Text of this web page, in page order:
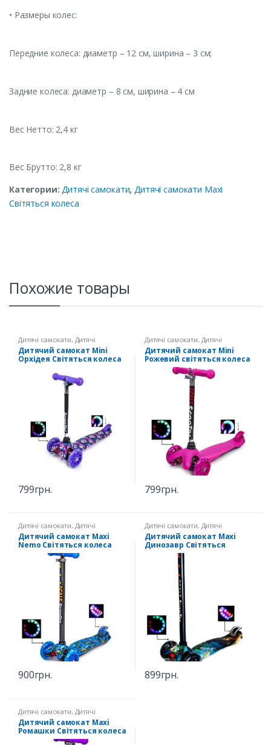
• Размеры колес:
Передние колеса: диаметр – 12 см, ширина – 3 см;
Задние колеса: диаметр – 8 см, ширина – 4 см
Вес Нетто: 2,4 кг
Вес Брутто: 2,8 кг
Категории:Дитячі самокати,Дитячі самокати Maxi
Світяться колеса
Похожие товары
Дитячі самокати, Дитячі
самокати Mini Світяться колеса
Дитячий самокат Mini
Орхідея Світяться колеса
799грн.
Дитячі самокати, Дитячі
самокати Mini Світяться колеса
Дитячий самокат Mini
Рожевий світяться колеса
799грн.
Дитячі самокати, Дитячі
самокати Maxi Світяться колеса
Дитячий самокат Maxi
Nemo Світяться колеса
900грн.
Дитячі самокати, Дитячі
самокати Maxi Світяться колеса
Дитячий самокат Maxi
Динозавр Світяться
899грн.
Дитячі самокати, Дитячі
самокати Maxi Світяться колеса
Дитячий самокат Maxi
Ромашки Світяться колеса